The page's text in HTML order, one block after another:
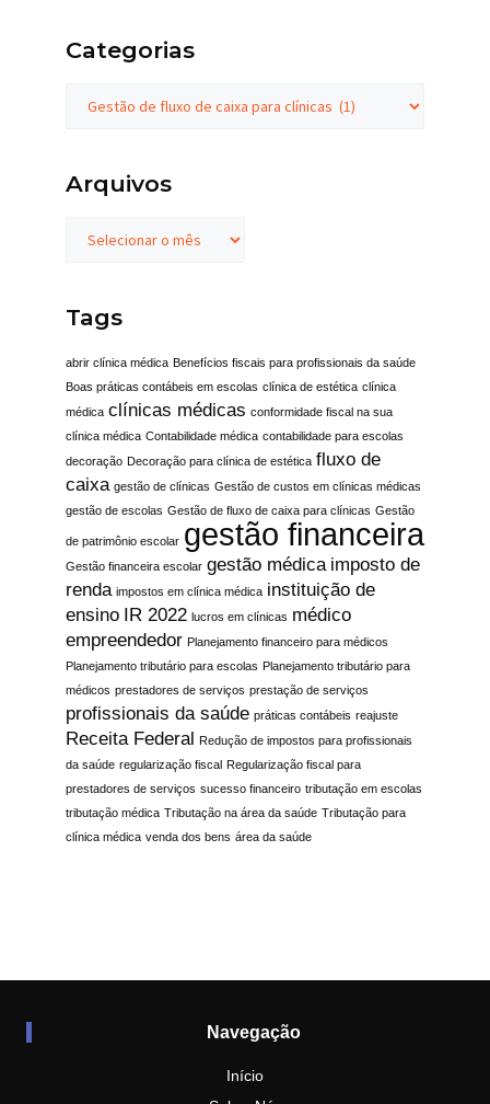
Categorias
Arquivos
Tags
abrir clínica médica Benefícios fiscais para profissionais da saúde
Boas práticas contábeis em escolas clínica de estética clínica
médica clínicas médicas conformidade fiscal na sua
clínica médica Contabilidade médica contabilidade para escolas
decoração Decoração para clínica de estética fluxo de
caixa gestão de clínicas Gestão de custos em clínicas médicas
gestão de escolas Gestão de fluxo de caixa para clínicas Gestão
de patrimônio escolar gestão financeira
Gestão financeira escolar gestão médica imposto de
renda impostos em clínica médica instituição de
ensino IR 2022 lucros em clínicas médico
empreendedor Planejamento financeiro para médicos
Planejamento tributário para escolas Planejamento tributário para
médicos prestadores de serviços prestação de serviços
profissionais da saúde práticas contábeis reajuste
Receita Federal Redução de impostos para profissionais
da saúde regularização fiscal Regularização fiscal para
prestadores de serviços sucesso financeiro tributação em escolas
tributação médica Tributação na área da saúde Tributação para
clínica médica venda dos bens área da saúde
Navegação
Início